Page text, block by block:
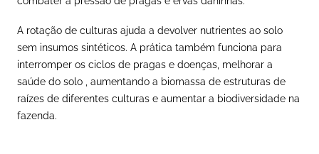
A rotação de culturas ajuda a devolver nutrientes ao solo
sem insumos sintéticos. A prática também funciona para
interromper os ciclos de pragas e doenças, melhorar a
saúde do solo , aumentando a biomassa de estruturas de
raízes de diferentes culturas e aumentar a biodiversidade na
fazenda.